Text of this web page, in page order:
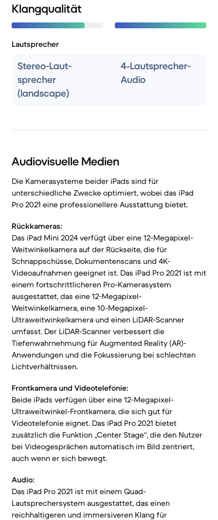
Klangqualität
Lautsprecher
Stereo-Laut­
sprecher
(landscape)
4‑Lautsprecher-
Audio
Audiovisuelle Medien
Die Kamerasysteme beider iPads sind für
unterschiedliche Zwecke optimiert, wobei das iPad
Pro 2021 eine professionellere Ausstattung bietet.
Rückkameras:
Das iPad Mini 2024 verfügt über eine 12-Megapixel-
Weitwinkelkamera auf der Rückseite, die für
Schnappschüsse, Dokumentenscans und 4K-
Videoaufnahmen geeignet ist. Das iPad Pro 2021 ist mit
einem fortschrittlicheren Pro-Kamerasystem
ausgestattet, das eine 12-Megapixel-
Weitwinkelkamera, eine 10-Megapixel-
Ultraweitwinkelkamera und einen LiDAR-Scanner
umfasst. Der LiDAR-Scanner verbessert die
Tiefenwahrnehmung für Augmented Reality (AR)-
Anwendungen und die Fokussierung bei schlechten
Lichtverhältnissen.
Frontkamera und Videotelefonie:
Beide iPads verfügen über eine 12-Megapixel-
Ultraweitwinkel-Frontkamera, die sich gut für
Videotelefonie eignet. Das iPad Pro 2021 bietet
zusätzlich die Funktion „Center Stage“, die den Nutzer
bei Videogesprächen automatisch im Bild zentriert,
auch wenn er sich bewegt.
Audio:
Das iPad Pro 2021 ist mit einem Quad-
Lautsprechersystem ausgestattet, das einen
reichhaltigeren und immersiveren Klang für